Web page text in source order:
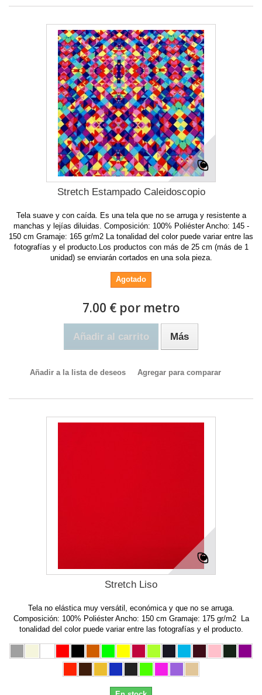
Stretch Estampado Caleidoscopio
Tela suave y con caída. Es una tela que no se arruga y resistente a
manchas y lejías diluidas. Composición: 100% Poliéster Ancho: 145 -
150 cm Gramaje: 165 gr/m2 La tonalidad del color puede variar entre las
fotografías y el producto.Los productos con más de 25 cm (más de 1
unidad) se enviarán cortados en una sola pieza.
Agotado
7.00 € por metro
Añadir al carrito Más
Añadir a la lista de deseos Agregar para comparar
Stretch Liso
Tela no elástica muy versátil, económica y que no se arruga.
Composición: 100% Poliéster Ancho: 150 cm Gramaje: 175 gr/m2 La
tonalidad del color puede variar entre las fotografías y el producto.